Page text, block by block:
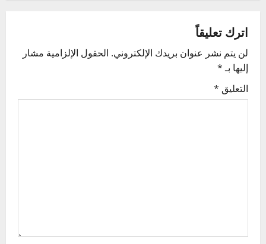
v
i
g
اترك تعليقاً
لن يتم نشر عنوان بريدك الإلكتروني. الحقول الإلزامية مشار
إليها بـ*
التعليق *